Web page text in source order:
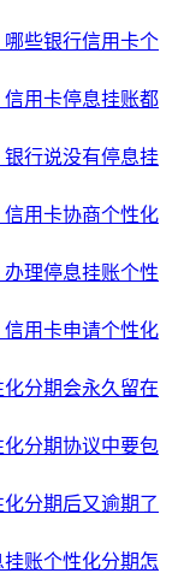
些银行信用卡个
用卡停息挂账都
行说没有停息挂
用卡协商个性化
理停息挂账个性
用卡申请个性化
分期会永久留在
分期协议中要包
分期后又逾期了
账个性化分期怎